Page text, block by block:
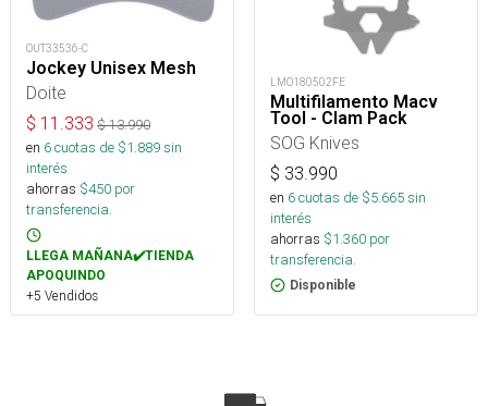
OUT33536-C
Jockey Unisex Mesh
Doite
$ 11.333 $13.990
en 6cuotas de $1.889sin
interés
ahorras $450 por
transferencia.
LLEGA MAÑANA✔️TIENDA
APOQUINDO
+5 Vendidos
LMO180502FE
Multifilamento Macv
Tool - Clam Pack
SOG Knives
$ 33.990
en 6cuotas de $5.665sin
interés
ahorras $1.360 por
transferencia.
Disponible